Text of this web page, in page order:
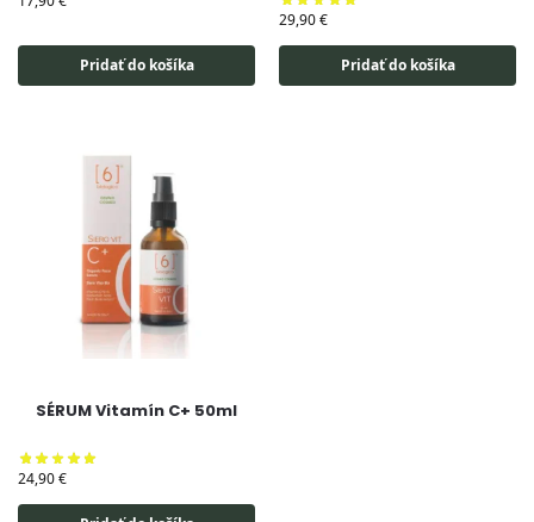
Pridať do košíka
29,90€
Pridať do košíka
SÉRUM Vitamín C+ 50ml
24,90€